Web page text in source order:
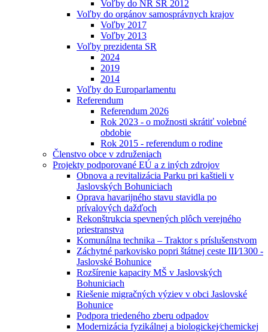
Voľby do NR SR 2012
Voľby do orgánov samosprávnych krajov
Voľby 2017
Voľby 2013
Voľby prezidenta SR
2024
2019
2014
Voľby do Europarlamentu
Referendum
Referendum 2026
Rok 2023 - o možnosti skrátiť volebné
obdobie
Rok 2015 - referendum o rodine
Členstvo obce v združeniach
Projekty podporované EÚ a z iných zdrojov
Obnova a revitalizácia Parku pri kaštieli v
Jaslovských Bohuniciach
Oprava havarijného stavu stavidla po
prívalových dažďoch
Rekonštrukcia spevnených plôch verejného
priestranstva
Komunálna technika – Traktor s príslušenstvom
Záchytné parkovisko popri štátnej ceste III⁄1300 -
Jaslovské Bohunice
Rozšírenie kapacity MŠ v Jaslovských
Bohuniciach
Riešenie migračných výziev v obci Jaslovské
Bohunice
Podpora triedeného zberu odpadov
Modernizácia fyzikálnej a biologickej⁄chemickej